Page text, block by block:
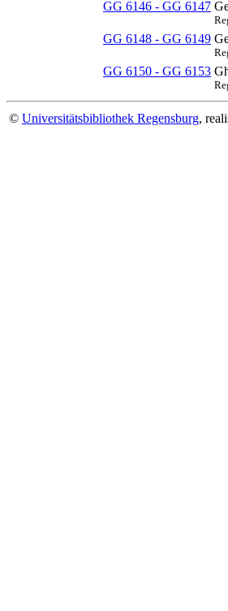
GG 6146 - GG 6147
GG 6148 - GG 6149
GG 6150 - GG 6153
© Universitätsbibliothek Regensburg,